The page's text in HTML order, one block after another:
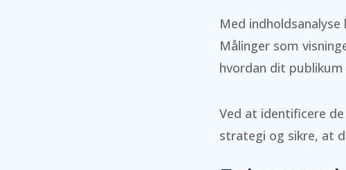
Med
Målinger som
hvordan dit
Ved at identificere
strategi og sikre, at